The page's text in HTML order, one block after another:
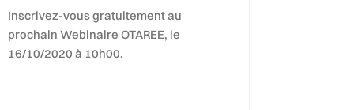
Inscrivez-vous gratuitement au
prochain Webinaire OTAREE, le
16/10/2020 à 10h00.